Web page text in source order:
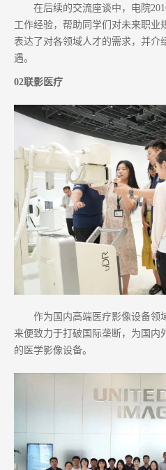
在后续的交流座谈中，电院
工作经验，帮助同学们对未来职业
表达了对各领域人才的需求，并介
遇。
02联影医疗
作为国内高端医疗影像设备领
来便致力于打破国际垄断，为国内
的医学影像设备。